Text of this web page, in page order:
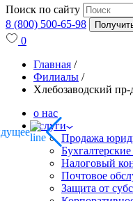
Поиск по сайту
8 (800) 500-65-98
0
Главная /
Филиалы /
Хлебозаводский пр-
о нас
услуги
Продажа
Налоговый
Почтовое
Защита от